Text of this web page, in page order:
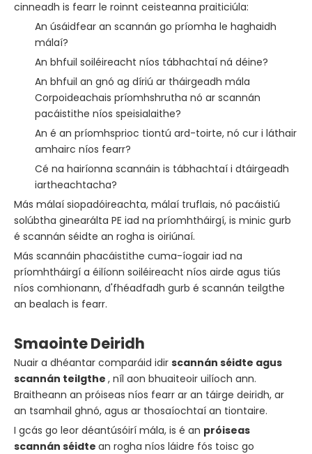
cinneadh is fearr le roinnt ceisteanna praiticiúla:
An úsáidfear an scannán go príomha le haghaidh
málaí?
An bhfuil soiléireacht níos tábhachtaí ná déine?
An bhfuil an gnó ag díriú ar tháirgeadh mála
Corpoideachais príomhshrutha nó ar scannán
pacáistithe níos speisialaithe?
An é an príomhsprioc tiontú ard-toirte, nó cur i láthair
amhairc níos fearr?
Cé na hairíonna scannáin is tábhachtaí i dtáirgeadh
iartheachtacha?
Más málaí siopadóireachta, málaí truflais, nó pacáistiú
solúbtha ginearálta PE iad na príomhtháirgí, is minic gurb
é scannán séidte an rogha is oiriúnaí.
Más scannáin phacáistithe cuma-íogair iad na
príomhtháirgí a éilíonn soiléireacht níos airde agus tiús
níos comhionann, d'fhéadfadh gurb é scannán teilgthe
an bealach is fearr.
Smaointe Deiridh
Nuair a dhéantar comparáid idir scannán séidte agus
scannán teilgthe , níl aon bhuaiteoir uilíoch ann.
Braitheann an próiseas níos fearr ar an táirge deiridh, ar
an tsamhail ghnó, agus ar thosaíochtaí an tiontaire.
I gcás go leor déantúsóirí mála, is é an próiseas
scannán séidte an rogha níos láidre fós toisc go